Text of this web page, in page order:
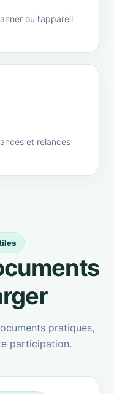
ou l’appareil
et relances
pratiques,
participation.